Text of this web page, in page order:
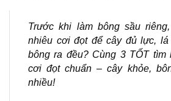
Trước khi làm bông sầu
nhiêu cơi đọt để cây đủ lực,
bông ra đều? Cùng 3 TỐT tìm
cơi đọt chuẩn – cây khỏe,
nhiều!